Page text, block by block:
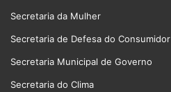
Secretaria da Mulher
Secretaria de Defesa do Consumidor
Secretaria Municipal de Governo
Secretaria do Clima